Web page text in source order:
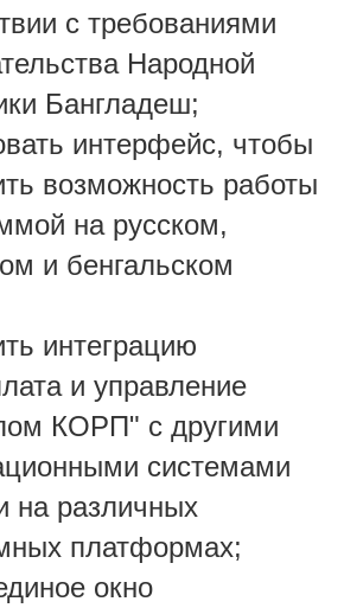
с требованиями
Народной
Бангладеш;
интерфейс, чтобы
возможность работы
на русском,
и бенгальском
интеграцию
и управление
КОРП" с другими
системами
на различных
платформах;
окно